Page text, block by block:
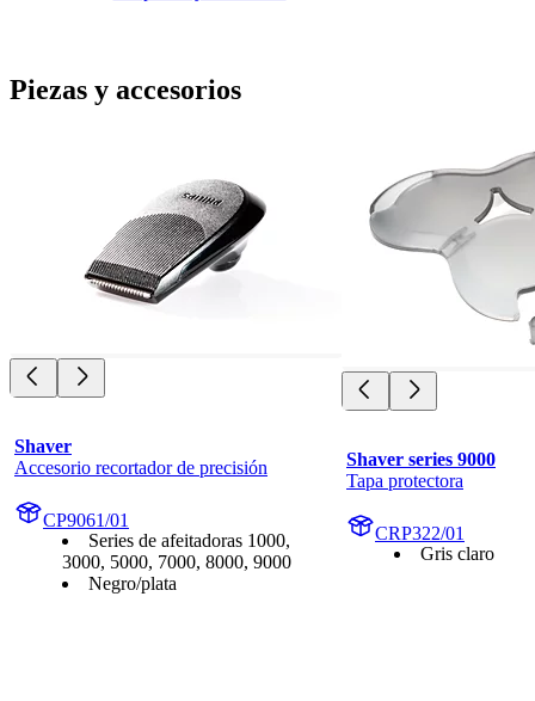
Piezas y accesorios
Shaver
Accesorio recortador de precisión
CP9061/01
Series de afeitadoras 1000,
3000, 5000, 7000, 8000, 9000
Negro/plata
Shaver series 9000
Tapa protectora
CRP322/01
Gris claro